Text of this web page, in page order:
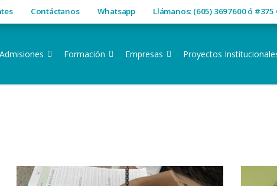
Contáctanos Whatsapp Llámanos: (605) 3697600 ó #375
Admisiones Formación Empresas Proyectos